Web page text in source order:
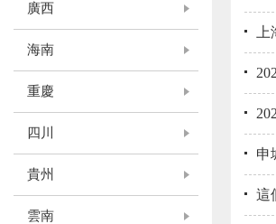
廣西
海南
重慶
四川
貴州
雲南
申
這